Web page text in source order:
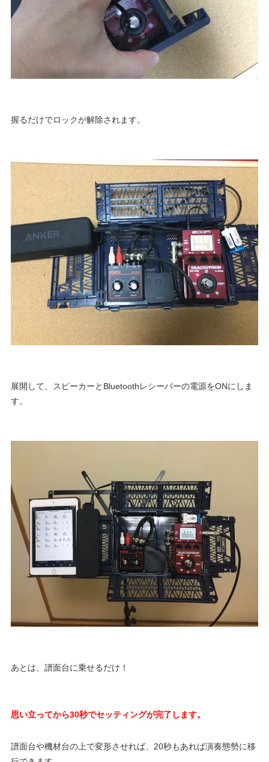
握るだけでロックが解除されます。
展開して、スピーカーとBluetoothレシーバーの電源をONにしま
す。
あとは、譜面台に乗せるだけ！
思い立ってから30秒でセッティングが完了します。
譜面台や機材台の上で変形させれば、20秒もあれば演奏態勢に移